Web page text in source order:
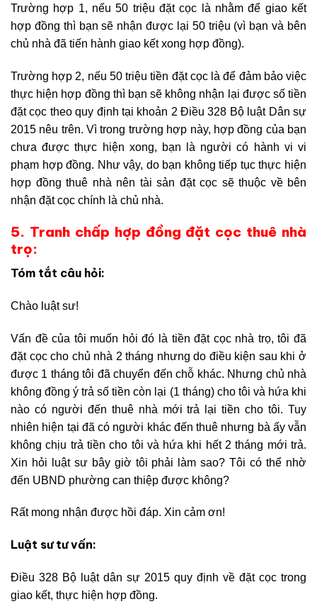
Trường hợp 1, nếu 50 triệu đặt cọc là nhằm để giao kết
hợp đồng thì bạn sẽ nhận được lại 50 triệu (vì bạn và bên
chủ nhà đã tiến hành giao kết xong hợp đồng).
Trường hợp 2, nếu 50 triệu tiền đặt cọc là để đảm bảo việc
thực hiện hợp đồng thì bạn sẽ không nhận lại được số tiền
đặt cọc theo quy định tại khoản 2 Điều 328 Bộ luật Dân sự
2015 nêu trên. Vì trong trường hợp này, hợp đồng của bạn
chưa được thực hiện xong, bạn là người có hành vi vi
phạm hợp đồng. Như vậy, do bạn không tiếp tục thực hiện
hợp đồng thuê nhà nên tài sản đặt cọc sẽ thuộc về bên
nhận đặt cọc chính là chủ nhà.
5. Tranh chấp hợp đồng đặt cọc thuê nhà
trọ:
Tóm tắt câu hỏi:
Chào luật sư!
Vấn đề của tôi muốn hỏi đó là tiền đặt cọc nhà trọ, tôi đã
đặt cọc cho chủ nhà 2 tháng nhưng do điều kiện sau khi ở
được 1 tháng tôi đã chuyển đến chỗ khác. Nhưng chủ nhà
không đồng ý trả số tiền còn lại (1 tháng) cho tôi và hứa khi
nào có người đến thuê nhà mới trả lại tiền cho tôi. Tuy
nhiên hiện tại đã có người khác đến thuê nhưng bà ấy vẫn
không chịu trả tiền cho tôi và hứa khi hết 2 tháng mới trả.
Xin hỏi luật sư bây giờ tôi phải làm sao? Tôi có thể nhờ
đến UBND phường can thiệp được không?
Rất mong nhận được hồi đáp. Xin cảm ơn!
Luật sư tư vấn:
Điều 328 Bộ luật dân sự 2015 quy định về đặt cọc trong
giao kết, thực hiện hợp đồng.